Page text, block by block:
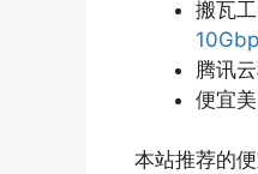
搬瓦
腾讯
便宜
本站推荐的